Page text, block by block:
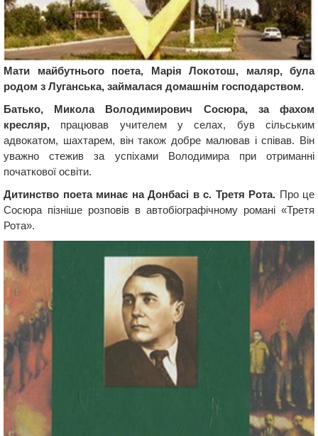
Мати майбутнього поета, Марія Локотош, маляр, була
родом з Луганська, займалася домашнім господарством.
Батько, Микола Володимирович Сосюра, за фахом
кресляр, працював учителем у селах, був сільським
адвокатом, шахтарем, він також добре малював і співав. Він
уважно стежив за успіхами Володимира при отриманні
початкової освіти.
Дитинство поета минає на Донбасі в с. Третя Рота. Про це
Сосюра пізніше розповів в автобіографічному романі «Третя
Рота».